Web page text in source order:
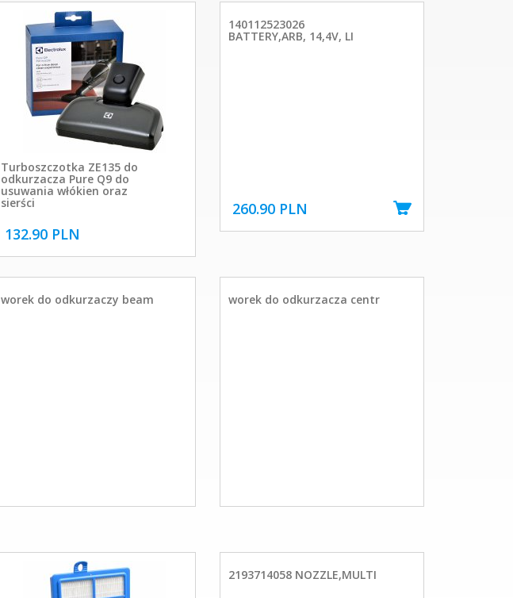
Turboszczotka ZE135 do
odkurzacza Pure Q9 do
usuwania włókien oraz
sierści
132.90 PLN
140112523026
BATTERY,ARB, 14,4V, LI
260.90 PLN
worek do odkurzaczy beam worek do odkurzacza centr
2193714058 NOZZLE,MULTI